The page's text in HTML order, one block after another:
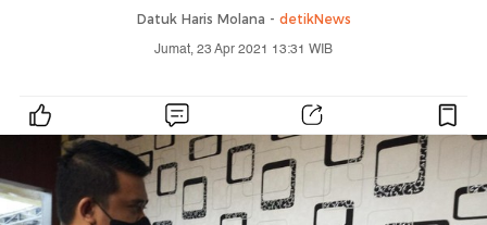
Datuk Haris Molana - detikNews
Jumat, 23 Apr 2021 13:31 WIB